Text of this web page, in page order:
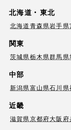
北海道・東北
北海道青森県岩手県
関東
茨城県栃木県群馬県
中部
新潟県富山県石川県
近畿
滋賀県京都府大阪府